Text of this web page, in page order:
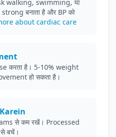
walking, swimming, या
बनाता है और BP को
about cardiac care
करता है। 5-10% weight
हो सकता है।
से कम रखें। Processed
बचें।